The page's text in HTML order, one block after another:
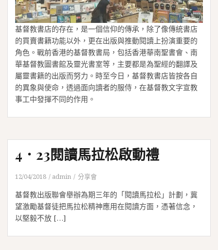
基督教書店的存在，是一個信仰的傳承，除了像傳統書店
的買賣書籍功能以外，更在出版與推動閱讀上扮演重要的
角色。戰前香港的基督教書局，包括香港華南聖書會、南
華基督教圖書館及靈光書室等，主要都是為聖經的翻譯及
屬靈書籍的出版而努力。時至今日，基督教書店皆按各自
的異象與使命，透過面向讀者的服侍，在基督教文字宣教
事工中發揮不同的作用。
4．23閱讀馬拉松啟動禮
12/04/2018 admin 分享會
基督教出版聯會舉辦為期三年的「閱讀馬拉松」計劃，冀
望激勵基督徒把馬拉松精神應用在閱讀方面，憑著信念，
以堅毅不放 […]